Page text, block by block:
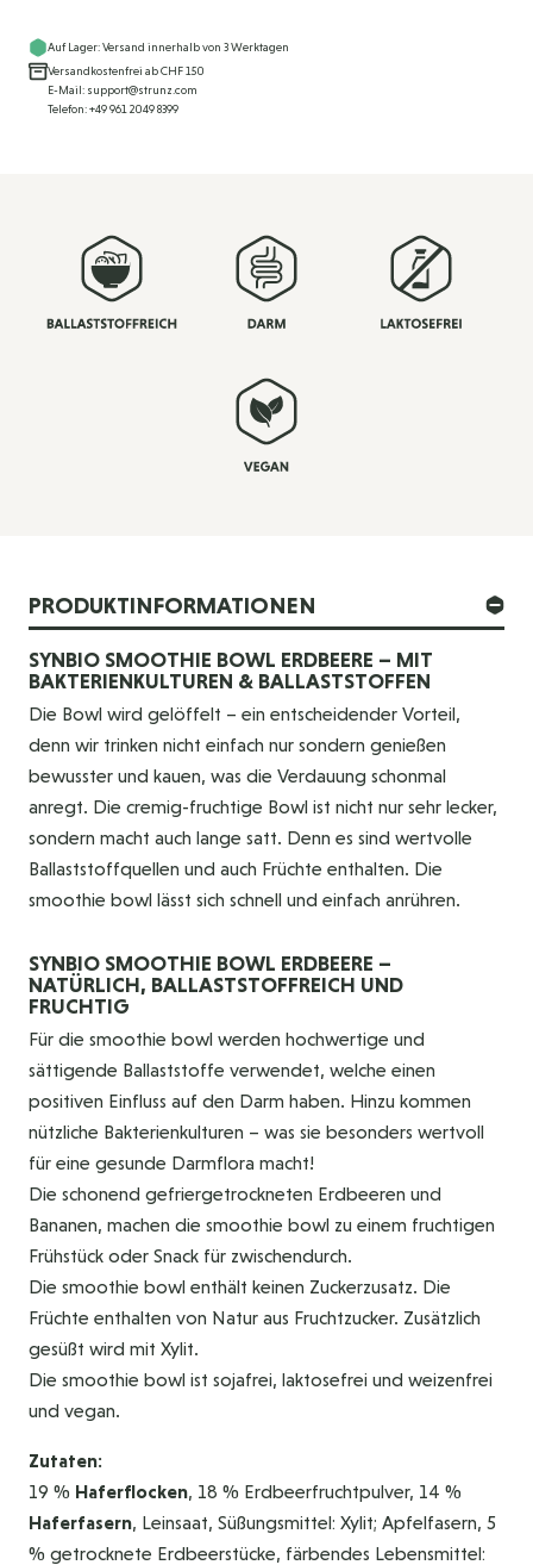
Auf Lager: Versand innerhalb von 3 Werktagen
Versandkostenfrei ab CHF 150
E-Mail: support@strunz.com
Telefon: +49 961 2049 8399
PRODUKTINFORMATIONEN
SYNBIO SMOOTHIE BOWL ERDBEERE – MIT
BAKTERIENKULTUREN & BALLASTSTOFFEN
Die Bowl wird gelöffelt – ein entscheidender Vorteil,
denn wir trinken nicht einfach nur sondern genießen
bewusster und kauen, was die Verdauung schonmal
anregt. Die cremig-fruchtige Bowl ist nicht nur sehr lecker,
sondern macht auch lange satt. Denn es sind wertvolle
Ballaststoffquellen und auch Früchte enthalten. Die
smoothie bowl lässt sich schnell und einfach anrühren.
SYNBIO SMOOTHIE BOWL ERDBEERE –
NATÜRLICH, BALLASTSTOFFREICH UND
FRUCHTIG
Für die smoothie bowl werden hochwertige und
sättigende Ballaststoffe verwendet, welche einen
positiven Einfluss auf den Darm haben. Hinzu kommen
nützliche Bakterienkulturen – was sie besonders wertvoll
für eine gesunde Darmflora macht!
Die schonend gefriergetrockneten Erdbeeren und
Bananen, machen die smoothie bowl zu einem fruchtigen
Frühstück oder Snack für zwischendurch.
Die smoothie bowl enthält keinen Zuckerzusatz. Die
Früchte enthalten von Natur aus Fruchtzucker. Zusätzlich
gesüßt wird mit Xylit.
Die smoothie bowl ist sojafrei, laktosefrei und weizenfrei
und vegan.
Zutaten:
19 % Haferflocken, 18 % Erdbeerfruchtpulver, 14 %
Haferfasern, Leinsaat, Süßungsmittel: Xylit; Apfelfasern, 5
% getrocknete Erdbeerstücke, färbendes Lebensmittel: